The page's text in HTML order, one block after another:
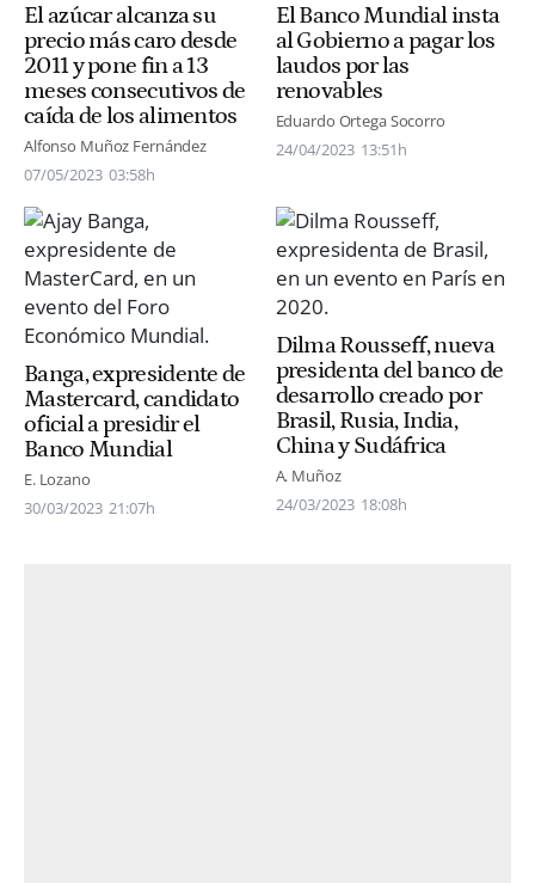
El azúcar alcanza su
precio más caro desde
2011 y pone fin a 13
meses consecutivos de
caída de los alimentos
Alfonso Muñoz Fernández
07/05/2023 03:58h
El Banco Mundial insta
al Gobierno a pagar los
laudos por las
renovables
Eduardo Ortega Socorro
24/04/2023 13:51h
Banga, expresidente de
Mastercard, candidato
oficial a presidir el
Banco Mundial
E. Lozano
30/03/2023 21:07h
Dilma Rousseff, nueva
presidenta del banco de
desarrollo creado por
Brasil, Rusia, India,
China y Sudáfrica
A. Muñoz
24/03/2023 18:08h